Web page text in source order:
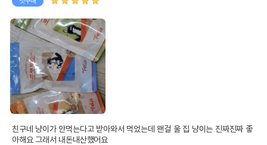
친구네 냥이가 안먹는다고 받아와서 먹었는데 왠걸 울 집 냥이는 진짜진짜 좋
아해요 그래서 내돈내산했어요